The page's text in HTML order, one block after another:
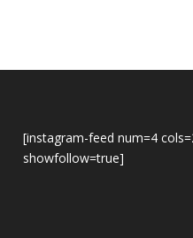
[instagram-feed num=4
showfollow=true]